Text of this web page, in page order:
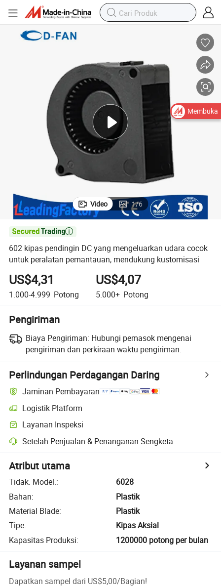
Video 1/6

602 kipas pendingin DC yang mengeluarkan udara cocok
untuk peralatan pemantauan, mendukung kustomisasi
US$4,31
1.000-4.999 Potong
US$4,07
5.000+ Potong
Pengiriman
Biaya Pengiriman: Hubungi pemasok mengenai
pengiriman dan perkiraan waktu pengiriman.
Perlindungan Perdagangan Daring
Jaminan Pembayaran
Logistik Platform
Layanan Inspeksi
Setelah Penjualan & Penanganan Sengketa
Atribut utama
Tidak. Model.:
6028
Bahan:
Plastik
Material Blade:
Plastik
Tipe:
Kipas Aksial
Kapasitas Produksi: 1200000 potong per bulan
Layanan sampel
Dapatkan sampel dari US$5,00/Bagian!
Membuka